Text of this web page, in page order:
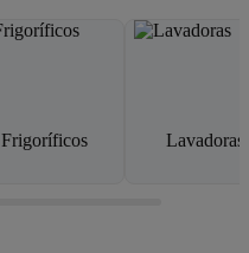
Frigoríficos Lavadoras